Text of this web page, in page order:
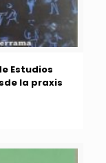
Estudios
la praxis